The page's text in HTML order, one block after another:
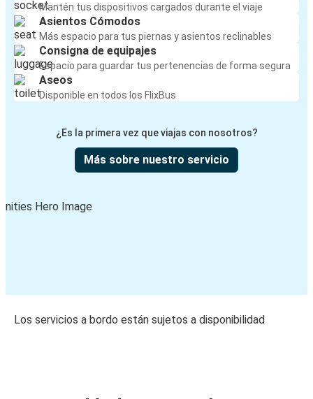
Mantén tus dispositivos cargados durante el viaje
Asientos Cómodos
Más espacio para tus piernas y asientos reclinables
Consigna de equipajes
Espacio para guardar tus pertenencias de forma segura
Aseos
Disponible en todos los FlixBus
¿Es la primera vez que viajas con nosotros?
Más sobre nuestro servicio
Los servicios a bordo están sujetos a disponibilidad